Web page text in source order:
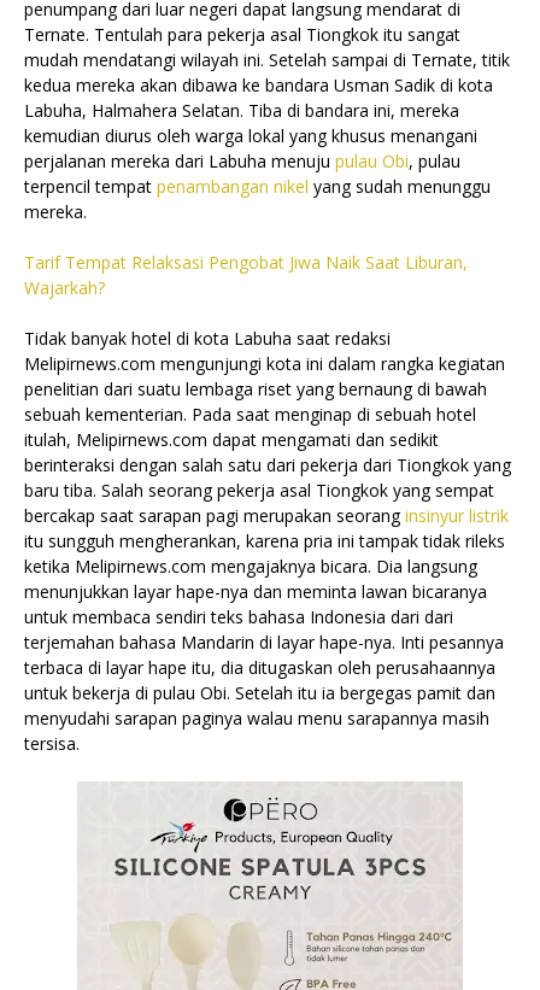
penumpang dari luar negeri dapat langsung mendarat di
Ternate. Tentulah para pekerja asal Tiongkok itu sangat
mudah mendatangi wilayah ini. Setelah sampai di Ternate, titik
kedua mereka akan dibawa ke bandara Usman Sadik di kota
Labuha, Halmahera Selatan. Tiba di bandara ini, mereka
kemudian diurus oleh warga lokal yang khusus menangani
perjalanan mereka dari Labuha menuju pulau Obi, pulau
terpencil tempat penambangan nikel yang sudah menunggu
mereka.
Tarif Tempat Relaksasi Pengobat Jiwa Naik Saat Liburan,
Wajarkah?
Tidak banyak hotel di kota Labuha saat redaksi
Melipirnews.com mengunjungi kota ini dalam rangka kegiatan
penelitian dari suatu lembaga riset yang bernaung di bawah
sebuah kementerian. Pada saat menginap di sebuah hotel
itulah, Melipirnews.com dapat mengamati dan sedikit
berinteraksi dengan salah satu dari pekerja dari Tiongkok yang
baru tiba. Salah seorang pekerja asal Tiongkok yang sempat
bercakap saat sarapan pagi merupakan seoranginsinyur listrik
itu sungguh mengherankan, karena pria ini tampak tidak rileks
ketika Melipirnews.com mengajaknya bicara. Dia langsung
menunjukkan layar hape-nya dan meminta lawan bicaranya
untuk membaca sendiri teks bahasa Indonesia dari dari
terjemahan bahasa Mandarin di layar hape-nya. Inti pesannya
terbaca di layar hape itu, dia ditugaskan oleh perusahaannya
untuk bekerja di pulau Obi. Setelah itu ia bergegas pamit dan
menyudahi sarapan paginya walau menu sarapannya masih
tersisa.